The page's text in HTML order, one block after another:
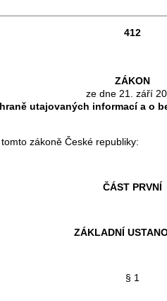
412
ZÁKON
ze dne 21. září
utajovaných informací a o
zákoně České republiky:
ČÁST PRVNÍ
ZÁKLADNÍ
§ 1
náhrady